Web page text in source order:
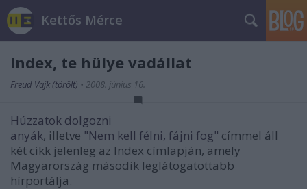
Kettős Mérce
Index, te hülye vadállat
Freud Vajk (törölt) • 2008. június 16.
Húzzatok dolgozni
anyák, illetve "Nem kell félni, fájni fog" címmel áll
két cikk jelenleg az Index címlapján, amely
Magyarország második leglátogatottabb
hírportálja.